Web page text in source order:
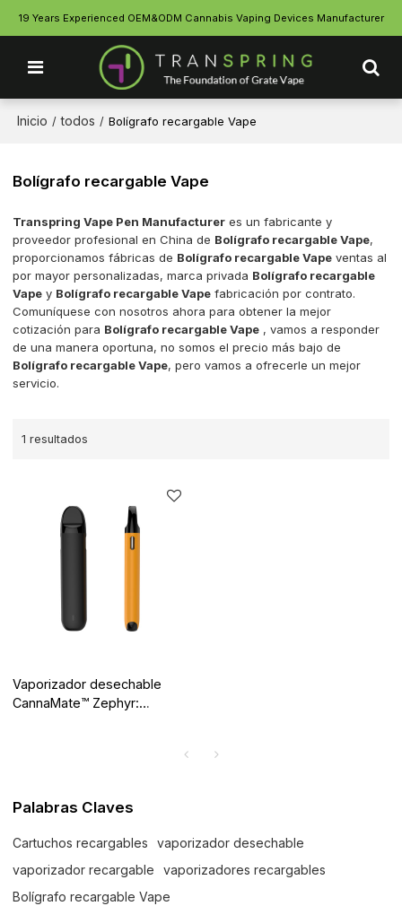
19 Years Experienced OEM&ODM Cannabis Vaping Devices Manufacturer
Inicio / todos / Bolígrafo recargable Vape
Bolígrafo recargable Vape
Transpring Vape Pen Manufacturer es un fabricante y
proveedor profesional en China de Bolígrafo recargable Vape,
proporcionamos fábricas de Bolígrafo recargable Vape ventas al
por mayor personalizadas, marca privada Bolígrafo recargable
Vape y Bolígrafo recargable Vape fabricación por contrato.
Comuníquese con nosotros ahora para obtener la mejor
cotización para Bolígrafo recargable Vape , vamos a responder
de una manera oportuna, no somos el precio más bajo de
Bolígrafo recargable Vape, pero vamos a ofrecerle un mejor
servicio.
1 resultados
Vaporizador desechable
CannaMate™ Zephyr:
Palabras Claves
Cartuchos recargables
vaporizador desechable
vaporizador recargable
vaporizadores recargables
Bolígrafo recargable Vape